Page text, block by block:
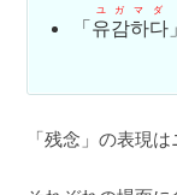
「유감하다
ユガマダ
「残念」の表現